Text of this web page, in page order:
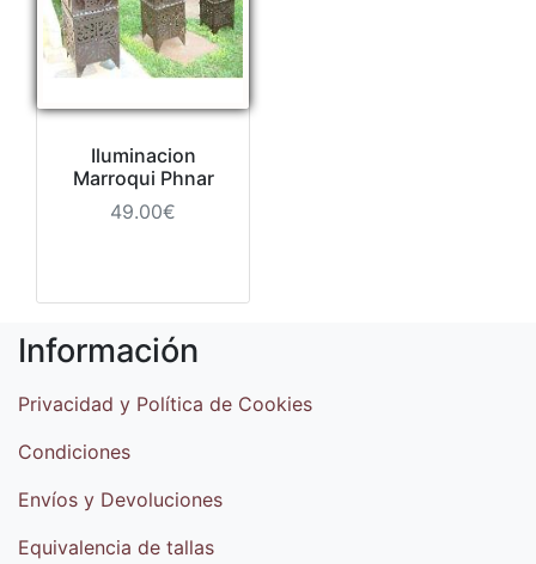
Iluminacion
Marroqui Phnar
49.00€
Información
Privacidad y Política de Cookies
Condiciones
Envíos y Devoluciones
Equivalencia de tallas